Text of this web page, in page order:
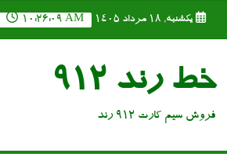
یکشنبه, ۱۸ مرداد ۱۴۰۵ 10:26:10 AM
خط رند 912
فروش سیم کارت 912 رند